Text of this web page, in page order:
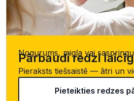
Nogurums, migla vai
Pārbaudi redzi
Pieraksts tiešsaistē — ātri un
Pieteikties redzes